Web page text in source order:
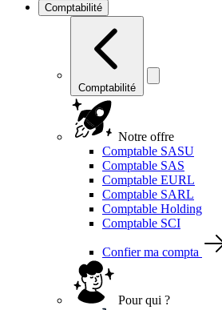
Comptabilité
Comptabilité
Notre offre
Comptable SASU
Comptable SAS
Comptable EURL
Comptable SARL
Comptable Holding
Comptable SCI
Confier ma compta
Pour qui ?